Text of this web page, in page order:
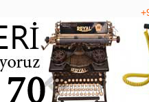
– Antika